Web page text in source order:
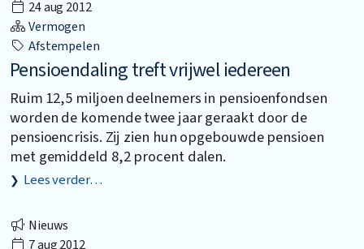
24 aug 2012
Vermogen
Afstempelen
Pensioendaling treft vrijwel iedereen
Ruim 12,5 miljoen deelnemers in pensioenfondsen
worden de komende twee jaar geraakt door de
pensioencrisis. Zij zien hun opgebouwde pensioen
met gemiddeld 8,2 procent dalen.
Lees verder…
Nieuws
7 aug 2012